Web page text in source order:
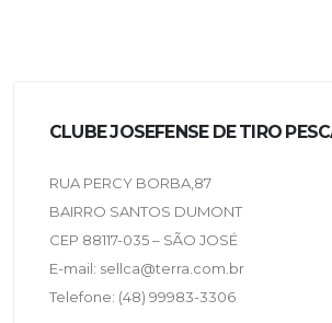
CLUBE JOSEFENSE DE TIRO
RUA PERCY BORBA,87
BAIRRO SANTOS DUMONT
CEP 88117-035 – SÃO JOSÉ
E-mail: sellca@terra.com.br
Telefone: (48) 99983-3306